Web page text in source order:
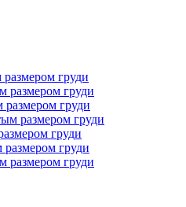
груди
размером груди
размером груди
размером груди
груди
груди
размером груди